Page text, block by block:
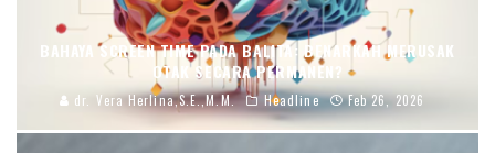
BAHAYA SCREEN TIME PADA BALITA: BENARKAH MERUSAK
OTAK SECARA PERMANEN?
dr. Vera Herlina,S.E.,M.M. Headline Feb 26, 2026